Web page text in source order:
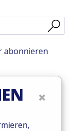
abonnieren
×